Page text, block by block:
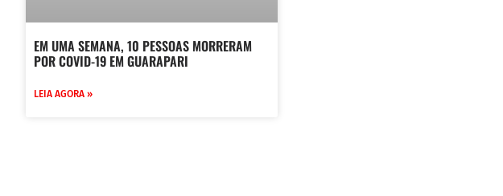
EM UMA SEMANA, 10 PESSOAS MORRERAM
POR COVID-19 EM GUARAPARI
LEIA AGORA »